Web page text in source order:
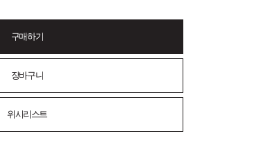
구매하기
장바구니
위시리스트